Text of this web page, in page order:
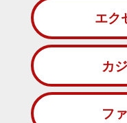
エク
カ
フ